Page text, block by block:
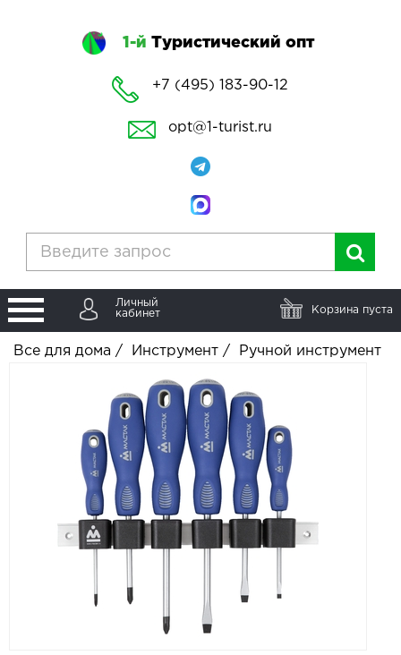
1-й Туристический опт
+7 (495) 183-90-12
opt@1-turist.ru
Личный
кабинет
Корзина пуста
Все для дома / Инструмент / Ручной инструмент